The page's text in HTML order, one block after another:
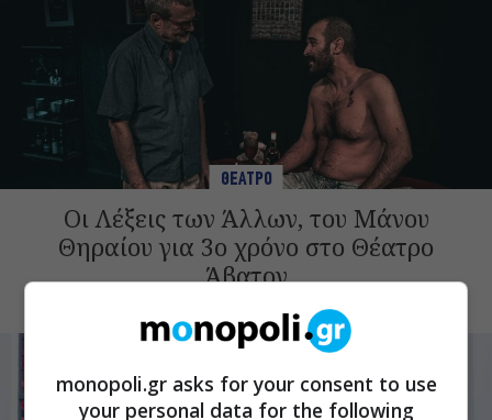
ΘΕΑΤΡΟ
Οι Λέξεις των Άλλων, του Μάνου
Θηραίου για 3ο χρόνο στο Θέατρο
Άβατον
monopoli.gr asks for your consent to use
your personal data for the following